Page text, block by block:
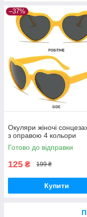
–37%
Окуляри жіночі
з оправою 4 кольори
Готово до відправки
125 ₴ 199 ₴
Купити